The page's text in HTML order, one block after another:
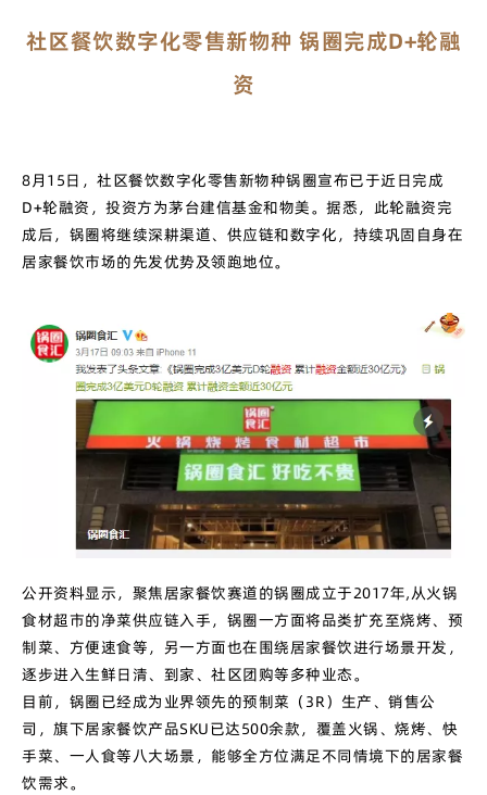
社区餐饮数字化零售新物种 锅圈完成D+轮融
资
8月15日，社区餐饮数字化零售新物种锅圈宣布已于近日完成
D+轮融资，投资方为茅台建信基金和物美。据悉，此轮融资完
成后，锅圈将继续深耕渠道、供应链和数字化，持续巩固自身在
居家餐饮市场的先发优势及领跑地位。
公开资料显示，聚焦居家餐饮赛道的锅圈成立于2017年,从火锅
食材超市的净菜供应链入手，锅圈一方面将品类扩充至烧烤、预
制菜、方便速食等，另一方面也在围绕居家餐饮进行场景开发，
逐步进入生鲜日清、到家、社区团购等多种业态。
目前，锅圈已经成为业界领先的预制菜（3R）生产、销售公
司，旗下居家餐饮产品SKU已达500余款，覆盖火锅、烧烤、快
手菜、一人食等八大场景，能够全方位满足不同情境下的居家餐
饮需求。